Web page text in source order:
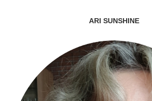
ARI SUNSHINE